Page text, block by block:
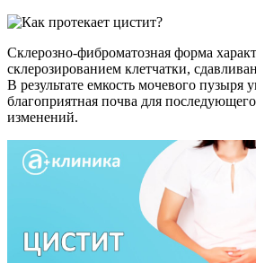
Склерозно-фиброматозная форма
склерозированием клетчатки,
В результате емкость мочевого пузыря
благоприятная почва для
изменений.